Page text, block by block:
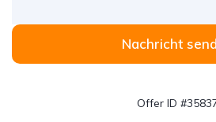
Nachricht
Offer ID